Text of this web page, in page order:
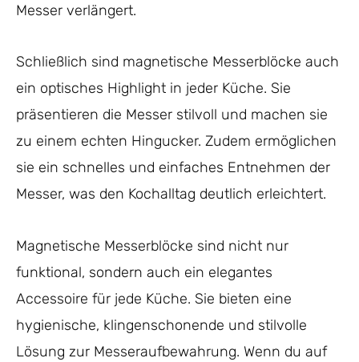
Messer verlängert.
Schließlich sind magnetische Messerblöcke auch
ein optisches Highlight in jeder Küche. Sie
präsentieren die Messer stilvoll und machen sie
zu einem echten Hingucker. Zudem ermöglichen
sie ein schnelles und einfaches Entnehmen der
Messer, was den Kochalltag deutlich erleichtert.
Magnetische Messerblöcke sind nicht nur
funktional, sondern auch ein elegantes
Accessoire für jede Küche. Sie bieten eine
hygienische, klingenschonende und stilvolle
Lösung zur Messeraufbewahrung. Wenn du auf